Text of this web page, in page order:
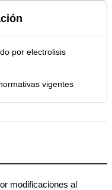
por electrolisis
vigentes
modificaciones al